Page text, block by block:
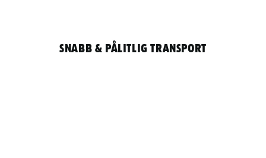
Snabb & pålitlig transport